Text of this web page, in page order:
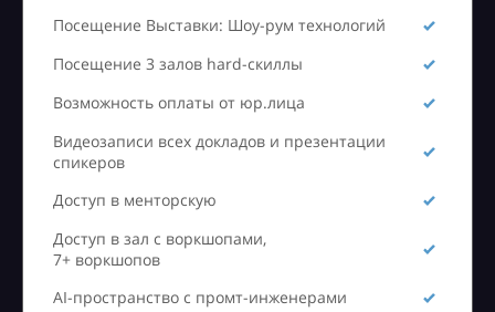
Посещение Выставки: Шоу-рум технологий
Посещение 3 залов hard-скиллы
Возможность оплаты от юр.лица
Видеозаписи всех докладов и презентации
спикеров
Доступ в менторскую
Доступ в зал с воркшопами,
7+ воркшопов
AI-пространство с промт-инженерами